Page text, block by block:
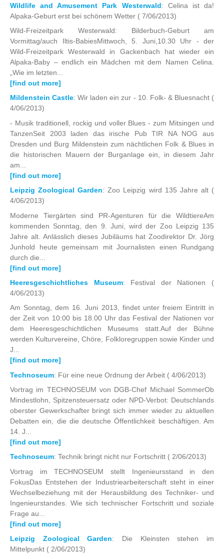
Wildlife and Amusement Park Westerwald: Celina ist da!
Alpaka-Geburt erst bei schönem Wetter ( 7/06/2013)
Wild-Freizeitpark Westerwald: Bilderbuch-Geburt am
Vormittag/auch Iltis-BabiesMittwoch, 5. Juni,10.30 Uhr - der
Wild-Freizeitpark Westerwald in Gackenbach hat wieder ein
Alpaka-Baby – endlich ein Mädchen mit dem Namen Celina.
„Wie im letzten...
[find out more]
Mildenstein Castle: Wir laden ein zur - 10. Folk- & Bluesnacht (
4/06/2013)
- Musik traditionell, rockig und voller Blues - zum Mitsingen und
TanzenSeit 2003 laden das irische Pub TIR NA NOG aus
Dresden und Burg Mildenstein zum nächtlichen Folk & Blues in
die historischen Mauern der Burganlage ein, in diesem Jahr
am...
[find out more]
Leipzig Zoological Garden: Zoo Leipzig wird 135 Jahre alt (
4/06/2013)
Moderne Tiergärten sind PR-Agenturen für die WildtiereAm
kommenden Sonntag, den 9. Juni, wird der Zoo Leipzig 135
Jahre alt. Anlässlich dieses Jubiläums hat Zoodirektor Dr. Jörg
Junhold heute gemeinsam mit Journalisten einen Rundgang
durch die...
[find out more]
Heeresgeschichtliches Museum: Festival der Nationen (
4/06/2013)
Am Sonntag, dem 16. Juni 2013, findet unter freiem Eintritt in
der Zeit von 10:00 bis 18.00 Uhr das Festival der Nationen vor
dem Heeresgeschichtlichen Museums statt.Auf der Bühne
werden Kulturvereine, Chöre, Folkloregruppen sowie Kinder und
J...
[find out more]
Technoseum: Für eine neue Ordnung der Arbeit ( 4/06/2013)
Vortrag im TECHNOSEUM von DGB-Chef Michael SommerOb
Mindestlohn, Spitzensteuersatz oder NPD-Verbot: Deutschlands
oberster Gewerkschafter bringt sich immer wieder zu aktuellen
Debatten ein, die die deutsche Öffentlichkeit beschäftigen. Am
14. J...
[find out more]
Technoseum: Technik bringt nicht nur Fortschritt ( 2/06/2013)
Vortrag im TECHNOSEUM stellt Ingenieursstand in den
FokusDas Entstehen der Industriearbeiterschaft steht in einer
Wechselbeziehung mit der Herausbildung des Techniker- und
Ingenieurstandes. Wie sich technischer Fortschritt und soziale
Frage au...
[find out more]
Leipzig Zoological Garden: Die Kleinsten stehen im
Mittelpunkt ( 2/06/2013)